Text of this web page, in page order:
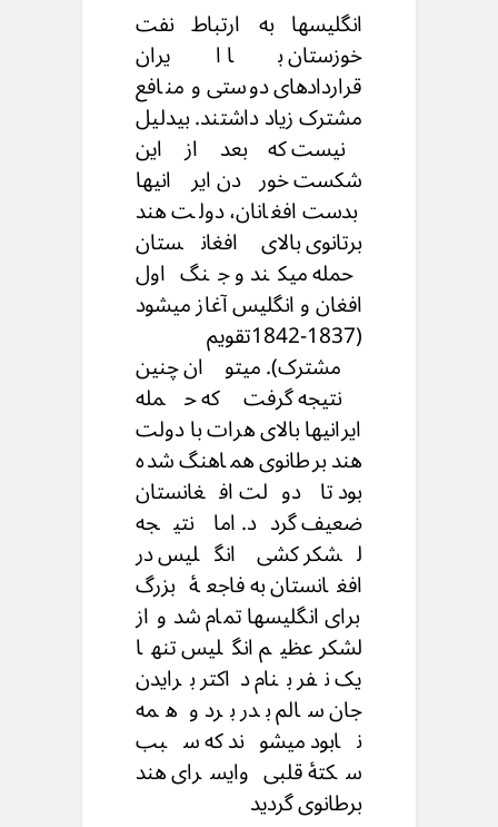
انگلیسها به ارتباط نفت
خوزستان با ایران
قراردادهای دوستی و منافع
مشترک زیاد داشتند. بیدلیل
نیست که بعد از این
شکست خوردن ایرانیها
بدست افغانان، دولت هند
برتانوی بالای افغانستان
حمله میکند و جنگ اول
افغان و انگلیس آغاز میشود
(1837-1842تقویم
مشترک). میتوان چنین
نتیجه گرفت که حمله
ایرانیها بالای هرات با دولت
هند برطانوی هماهنگ شده
بود تا دولت افغانستان
ضعیف گردد. اما نتیجه
لشکر کشی انگلیس در
افغانستان به فاجعهٔ بزرگ
برای انگلیسها تمام شد و از
لشکر عظیم انگلیس تنها
یک نفر بنام داکتر برایدن
جان سالم بدر برد و همه
نابود میشوند که سبب
سکتهٔ قلبی وایسرای هند
برطانوی گردید